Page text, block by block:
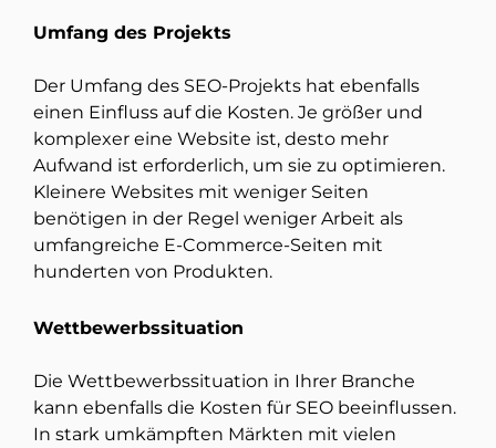
Umfang des Projekts
Der Umfang des SEO-Projekts hat ebenfalls
einen Einfluss auf die Kosten. Je größer und
komplexer eine Website ist, desto mehr
Aufwand ist erforderlich, um sie zu optimieren.
Kleinere Websites mit weniger Seiten
benötigen in der Regel weniger Arbeit als
umfangreiche E-Commerce-Seiten mit
hunderten von Produkten.
Wettbewerbssituation
Die Wettbewerbssituation in Ihrer Branche
kann ebenfalls die Kosten für SEO beeinflussen.
In stark umkämpften Märkten mit vielen